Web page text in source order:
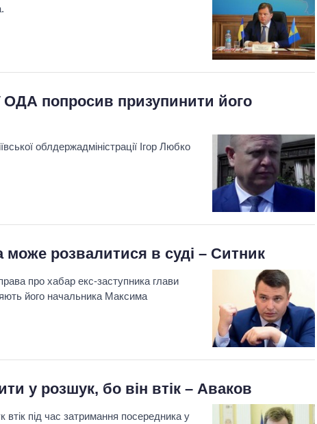
ОДА попросив призупинити його
облдержадміністрації Ігор Любко
розвалитися в суді – Ситник
про хабар екс-заступника глави
його начальника Максима
у розшук, бо він втік – Аваков
під час затримання посередника у